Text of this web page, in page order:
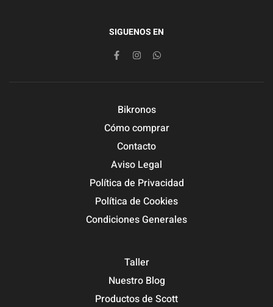
SIGUENOS EN
Bikronos
Cómo comprar
Contacto
Aviso Legal
Política de Privacidad
Política de Cookies
Condiciones Generales
Taller
Nuestro Blog
Productos de Scott